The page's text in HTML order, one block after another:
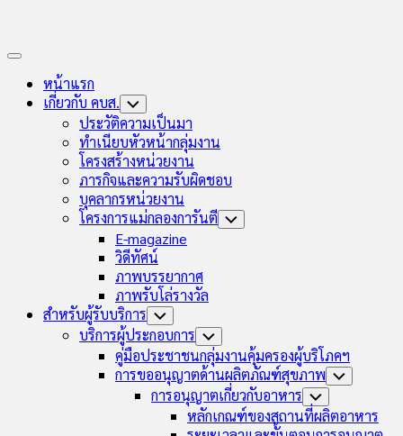
Expand
หน้าแรก
เกี่ยวกับ คบส. Toggle
Child
Menu
ประวัติความเป็นมา
ทำเนียบหัวหน้ากลุ่มงาน
โครงสร้างหน่วยงาน
ภารกิจและความรับผิดชอบ
บุคลากรหน่วยงาน
โครงการแม่กลองการันตี Toggle
E-magazine
วิดีทัศน์
ภาพบรรยากาศ
ภาพรับโล่รางวัล
สำหรับผู้รับบริการ Toggle
Child
Menu
บริการผู้ประกอบการ Toggle
Child
Menu
คู่มือประชาชนกลุ่มงานคุ้มครองผู้บริโภคฯ
การขออนุญาตด้านผลิตภัณฑ์สุขภาพ Toggle
การอนุญาตเกี่ยวกับอาหาร Toggle
Child
Menu
หลักเกณฑ์ของสถานที่ผลิตอาหาร